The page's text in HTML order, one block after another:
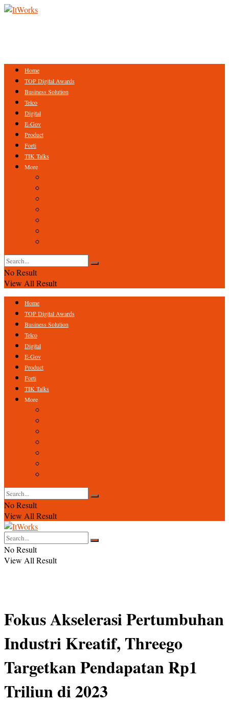
Home
TOP Digital Awards
Business Solution
Telco
Digital
E-Gov
Product
Forti
TIK Talks
More
No Result
View All Result
Home
TOP Digital Awards
Business Solution
Telco
Digital
E-Gov
Product
Forti
TIK Talks
More
No Result
View All Result
No Result
View All Result
Fokus Akselerasi Pertumbuhan
Industri Kreatif, Threego
Targetkan Pendapatan Rp1
Triliun di 2023